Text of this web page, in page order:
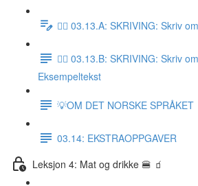
✍🏼 03.13.A: SKRIVING: Skriv
✍🏼 03.13.B: SKRIVING: Skriv
Eksempeltekst
💡OM DET NORSKE SPRÅKET
03.14: EKSTRAOPPGAVER
Leksjon 4: Mat og drikke 🍔 🧃